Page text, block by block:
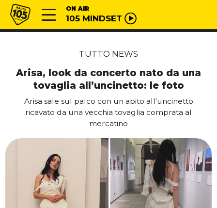
Vai al contenuto
Radio 105 ON AIR
105 MINDSET
TUTTO NEWS
Arisa, look da concerto nato da una
tovaglia all’uncinetto: le foto
Arisa sale sul palco con un abito all'uncinetto
ricavato da una vecchia tovaglia comprata al
mercatino